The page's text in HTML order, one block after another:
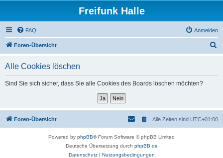
Freifunk Halle
FAQ Anmelden
Foren-Übersicht
Alle Cookies löschen
Sind Sie sich sicher, dass Sie alle Cookies des Boards löschen möchten?
Foren-Übersicht Alle Zeiten sind UTC+01:00
Powered by phpBB® Forum Software © phpBB Limited
Deutsche Übersetzung durch phpBB.de
Datenschutz| Nutzungsbedingungen